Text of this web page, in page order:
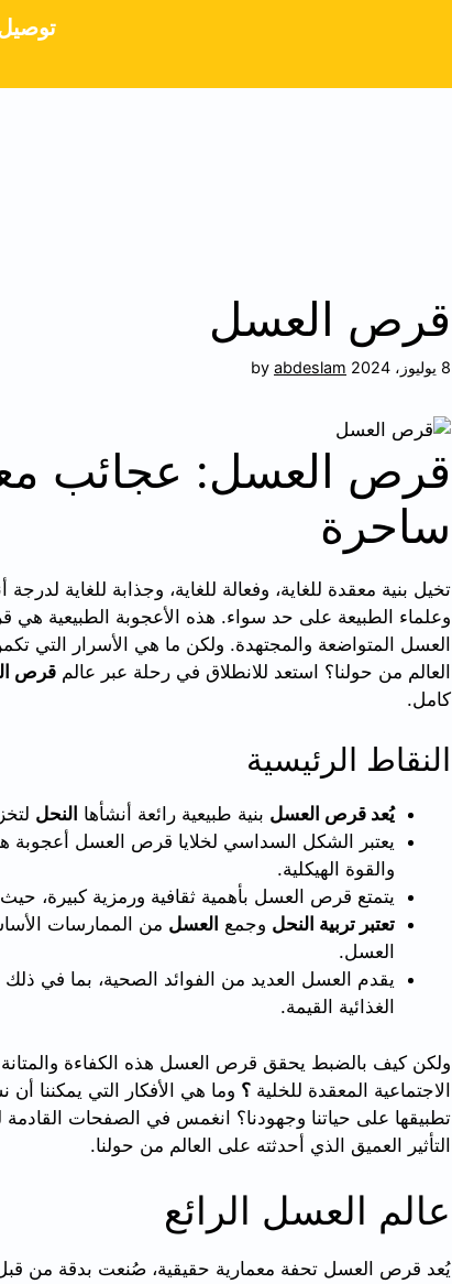
توصيل
قرص العسل
8 يوليوز، 2024 by abdeslam
قرص العسل: عجائب
ساحرة
تخيل بنية معقدة للغاية، وفعالة للغاية، وجذابة للغاية
وعلماء الطبيعة على حد سواء. هذه الأعجوبة الطبيعية هي
العسل المتواضعة والمجتهدة. ولكن ما هي الأسرار التي
العالم من حولنا؟ استعد للانطلاق في رحلة عبر عالم قرص
كامل.
النقاط الرئيسية
يُعد قرص العسل بنية طبيعية رائعة أنشأها النحل
يعتبر الشكل السداسي لخلايا قرص العسل
والقوة الهيكلية.
يتمتع قرص العسل بأهمية ثقافية ورمزية كبيرة،
تعتبر تربية النحل وجمع العسل من الممارسات
العسل.
يقدم العسل العديد من الفوائد الصحية، بما في
الغذائية القيمة.
ولكن كيف بالضبط يحقق قرص العسل هذه الكفاءة والمتانة
الاجتماعية المعقدة للخلية ؟ وما هي الأفكار التي يمكننا
تطبيقها على حياتنا وجهودنا؟ انغمس في الصفحات
التأثير العميق الذي أحدثته على العالم من حولنا.
عالم العسل الرائع
يُعد قرص العسل تحفة معمارية حقيقية، صُنعت بدقة من